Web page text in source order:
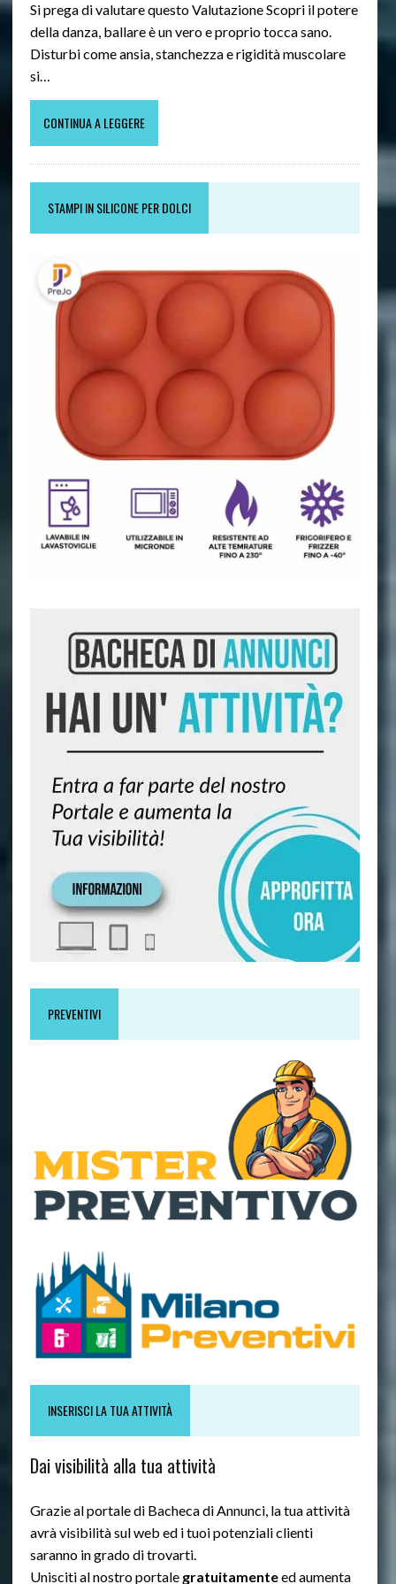
Si prega di valutare questo Valutazione Scopri il potere
della danza, ballare è un vero e proprio tocca sano.
Disturbi come ansia, stanchezza e rigidità muscolare
si…
CONTINUA A LEGGERE
STAMPI IN SILICONE PER DOLCI
PREVENTIVI
INSERISCI LA TUA ATTIVITÀ
Dai visibilità alla tua attività
Grazie al portale di Bacheca di Annunci, la tua attività
avrà visibilità sul web ed i tuoi potenziali clienti
saranno in grado di trovarti.
Unisciti al nostro portale gratuitamenteed aumenta